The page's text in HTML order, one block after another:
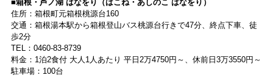
■箱根・芦ノ湖 はなをり（はこね・あしのこ はなをり）
住所：箱根町元箱根桃源台160
交通：箱根湯本駅から箱根登山バス桃源台行きで47分、終点下車、徒
歩2分
TEL：0460-83-8739
料金：1泊2食付 大人1人あたり 平日2万4750円～、休前日3万3550円～
駐車場：100台